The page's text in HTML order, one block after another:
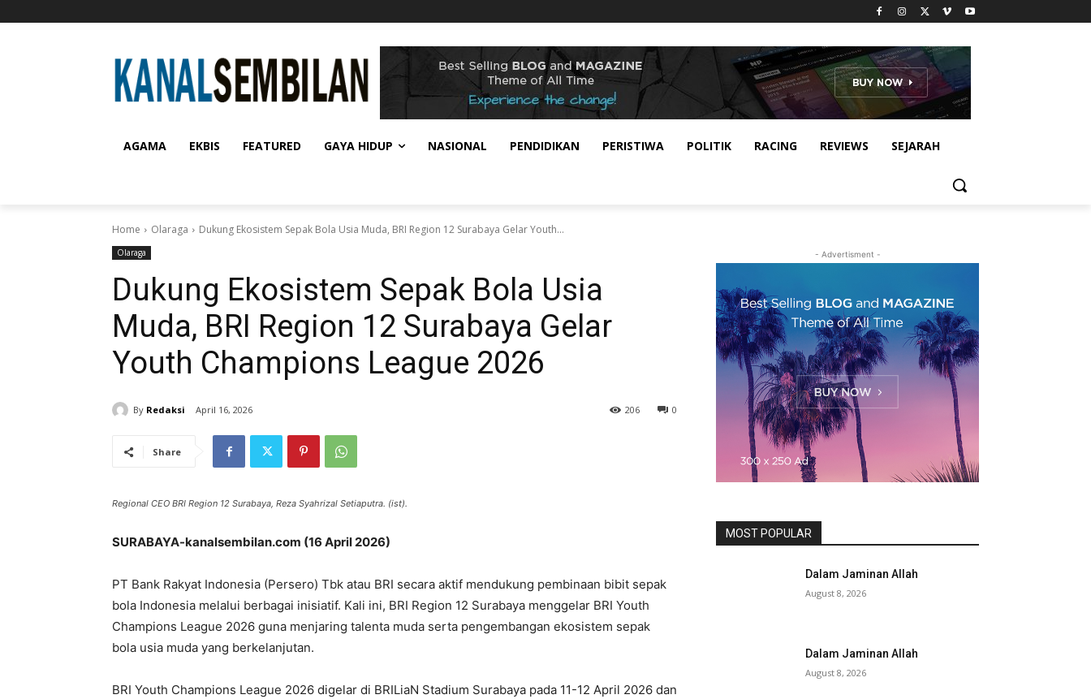
AGAMA EKBIS FEATURED GAYA HIDUP NASIONAL PENDIDIKAN PERISTIWA POLITIK RACING REVIEWS SEJARAH
Home Olaraga Dukung Ekosistem Sepak Bola Usia Muda, BRI Region 12 Surabaya Gelar Youth...
Olaraga
Dukung Ekosistem Sepak Bola Usia
Muda, BRI Region 12 Surabaya Gelar
Youth Champions League 2026
By Redaksi April 16, 2026 0
206
Share
Regional CEO BRI Region 12 Surabaya, Reza Syahrizal Setiaputra. (ist).
SURABAYA-kanalsembilan.com (16 April 2026)
PT Bank Rakyat Indonesia (Persero) Tbk atau BRI secara aktif mendukung pembinaan bibit sepak
bola Indonesia melalui berbagai inisiatif. Kali ini, BRI Region 12 Surabaya menggelar BRI Youth
Champions League 2026 guna menjaring talenta muda serta pengembangan ekosistem sepak
bola usia muda yang berkelanjutan.
BRI Youth Champions League 2026 digelar di BRILiaN Stadium Surabaya pada 11-12 April 2026 dan
- Advertisment -
MOST POPULAR
Dalam Jaminan Allah
August 8, 2026
Dalam Jaminan Allah
August 8, 2026